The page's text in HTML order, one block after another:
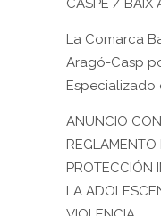
CASPE / BAIX
La Comarca
Aragó-Casp
Especializado
ANUNCIO
PROTECCIÓN
LA